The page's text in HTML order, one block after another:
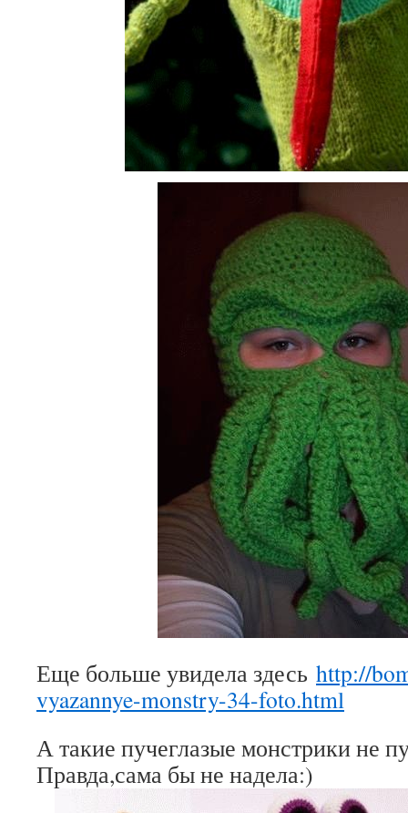
Еще больше увидела здесь http://
vyazannye-monstry-34-foto.html
А такие пучеглазые монстрики не
Правда,сама бы не надела:)